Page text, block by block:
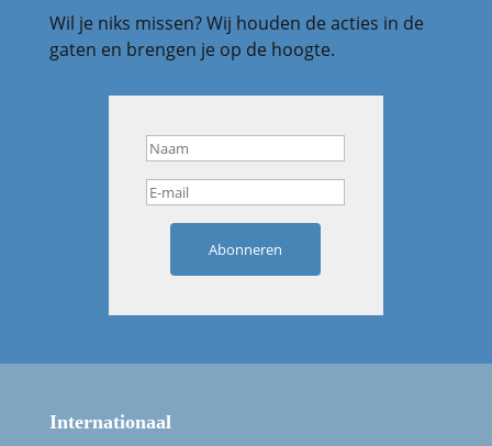
Wil je niks missen? Wij houden de acties in de
gaten en brengen je op de hoogte.
Abonneren
Internationaal